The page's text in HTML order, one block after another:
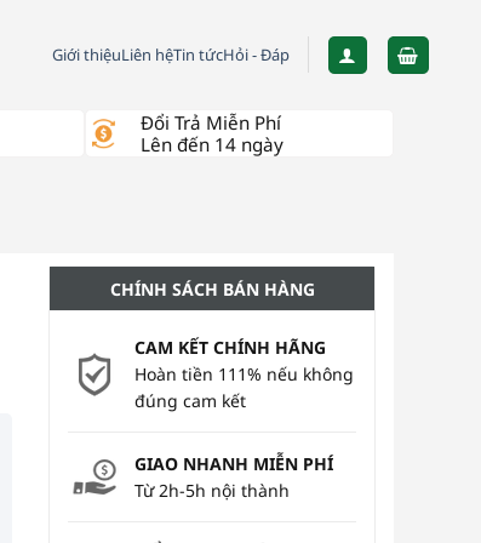
Giới thiệuLiên hệTin tứcHỏi - Đáp
Đổi Trả Miễn Phí
Lên đến 14 ngày
CHÍNH SÁCH BÁN HÀNG
CAM KẾT CHÍNH HÃNG
Hoàn tiền 111% nếu không
đúng cam kết
GIAO NHANH MIỄN PHÍ
Từ 2h-5h nội thành